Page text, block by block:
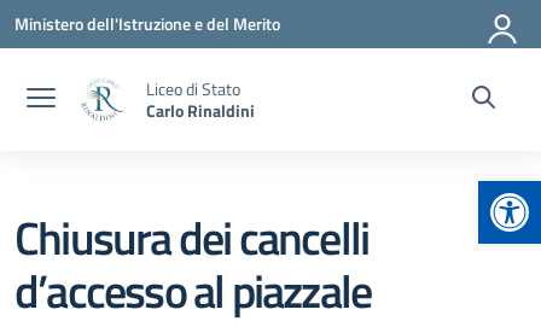
Vai ai contenuti
Vai al menu di navigazione
Vai al footer
Ministero dell'Istruzione e del Merito
Liceo di Stato
Carlo Rinaldini
Chiusura dei cancelli
d’accesso al piazzale